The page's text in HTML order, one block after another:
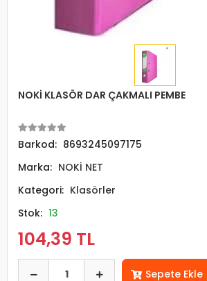
NOKİ KLASÖR DAR ÇAKMALI PEMBE
Barkod: 8693245097175
Marka: NOKİ NET
Kategori: Klasörler
Stok: 13
104,39 TL
Sepete Ekle